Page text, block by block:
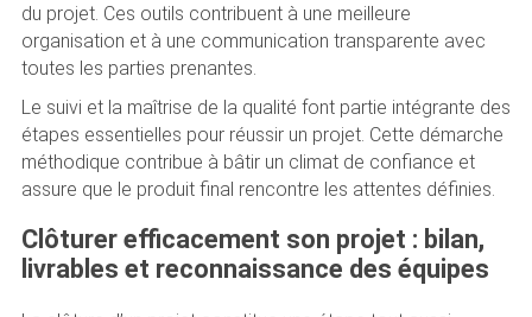
du projet. Ces outils contribuent à une meilleure
organisation et à une communication transparente avec
toutes les parties prenantes.
Le suivi et la maîtrise de la qualité font partie intégrante des
étapes essentielles pour réussir un projet. Cette démarche
méthodique contribue à bâtir un climat de confiance et
assure que le produit final rencontre les attentes définies.
Clôturer efficacement son projet : bilan,
livrables et reconnaissance des équipes